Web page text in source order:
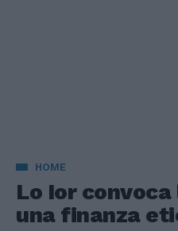
HOME
Lo Ior
una finanza